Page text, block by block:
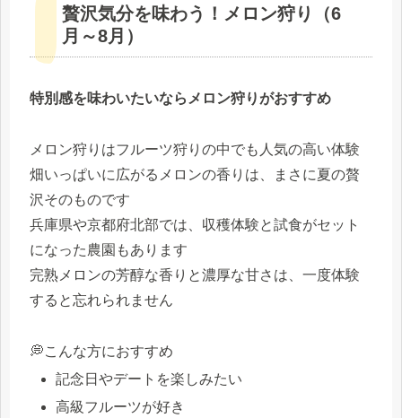
贅沢気分を味わう！メロン狩り（6
月～8月）
特別感を味わいたいならメロン狩りがおすすめ
メロン狩りはフルーツ狩りの中でも人気の高い体験
畑いっぱいに広がるメロンの香りは、まさに夏の贅
沢そのものです
兵庫県や京都府北部では、収穫体験と試食がセット
になった農園もあります
完熟メロンの芳醇な香りと濃厚な甘さは、一度体験
すると忘れられません
💭こんな方におすすめ
記念日やデートを楽しみたい
高級フルーツが好き